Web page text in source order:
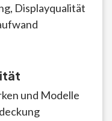
Displayqualität
und Modelle